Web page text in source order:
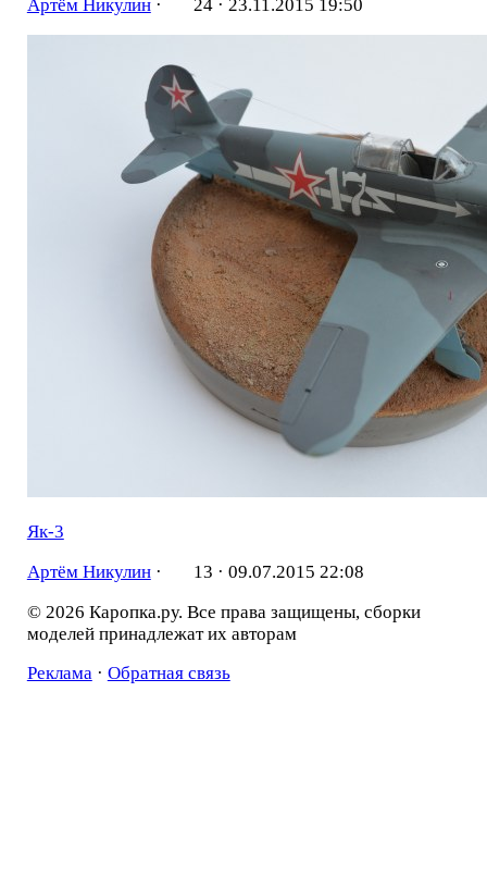
Артём Никулин· 24 · 23.11.2015 19:50
Як-3
Артём Никулин· 13 · 09.07.2015 22:08
© 2026 Каропка.ру. Все права защищены, сборки
моделей принадлежат их авторам
Реклама· Обратная связь